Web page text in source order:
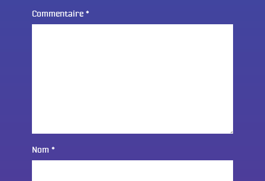
Commentaire *
Nom *